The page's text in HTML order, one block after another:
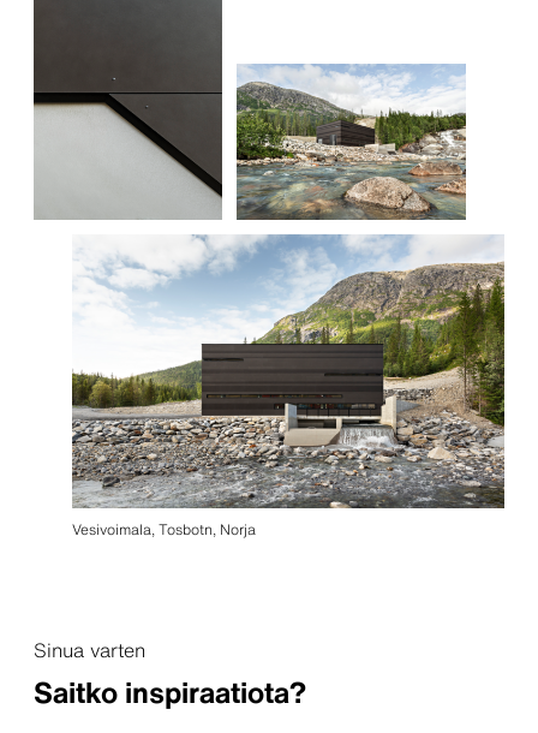
Vesivoimala, Tosbotn, Norja
Sinua varten
Saitko inspiraatiota?